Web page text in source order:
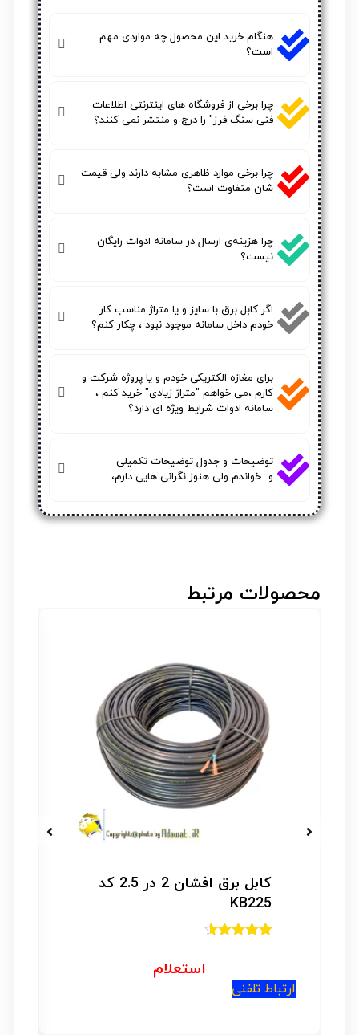
هنگام خرید این محصول چه مواردی مهم
است؟
چرا برخی از فروشگاه های اینترنتی اطلاعات
فنی سنگ فرز" را درج و منتشر نمی کنند؟
چرا برخی موارد ظاهری مشابه دارند ولی قیمت
شان متفاوت است؟
چرا هزینه‌ی ارسال در سامانه ادوات رایگان
نیست؟
اگر کابل برق با سایز و یا متراژ مناسب کار
خودم داخل سامانه موجود نبود ، چکار کنم؟
برای مغازه الکتریکی خودم و یا پروژه شرکت و
کارم ،می خواهم "متراژ زیادی" خرید کنم ،
سامانه ادوات شرایط ویژه ای دارد؟
توضیحات و جدول توضیحات تکمیلی
و...خواندم ولی هنوز نگرانی هایی دارم،
محصولات مرتبط
کابل برق افشان 2 در 2.5 کد
KB225
استعلام
ارتباط تلفنی